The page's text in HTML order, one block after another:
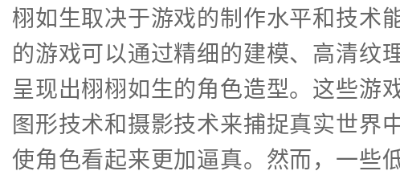
栩如生取决于游戏的制作水平和技术
的游戏可以通过精细的建模、高清纹
呈现出栩栩如生的角色造型。这些游
图形技术和摄影技术来捕捉真实世界
使角色看起来更加逼真。然而，一些